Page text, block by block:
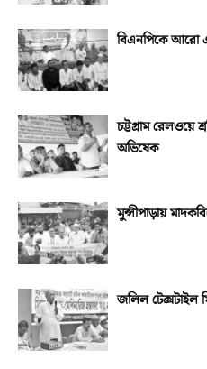
বিএনপিকে আরো
চট্টগ্রাম রেলওয়ে
অভিষেক
মুন্সীপাড়ায়
জলিল টেক্সটাইল